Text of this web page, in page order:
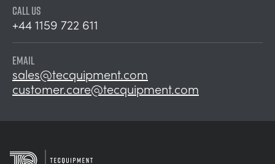
CALL US
+44 1159 722 611
EMAIL
sales@tecquipment.com
customer.care@tecquipment.com